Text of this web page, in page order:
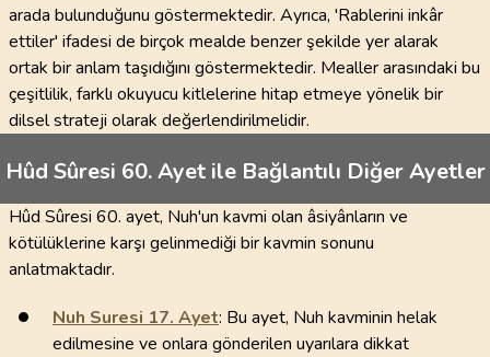
arada bulunduğunu göstermektedir. Ayrıca, 'Rablerini inkâr
ettiler' ifadesi de birçok mealde benzer şekilde yer alarak
ortak bir anlam taşıdığını göstermektedir. Mealler arasındaki bu
çeşitlilik, farklı okuyucu kitlelerine hitap etmeye yönelik bir
dilsel strateji olarak değerlendirilmelidir.
Hûd Sûresi 60. Ayet ile Bağlantılı Diğer Ayetler
Hûd Sûresi 60. ayet, Nuh'un kavmi olan âsiyânların ve
kötülüklerine karşı gelinmediği bir kavmin sonunu
anlatmaktadır.
Nuh Suresi 17. Ayet: Bu ayet, Nuh kavminin helak
edilmesine ve onlara gönderilen uyarılara dikkat